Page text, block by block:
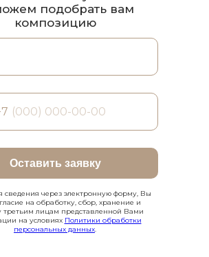
Оставить заявку
подобрать вам
композицию
сведения через электронную форму, Вы
на обработку, сбор, хранение и
третьим лицам представленной Вами
на условиях Политики обработки
персональных данных.